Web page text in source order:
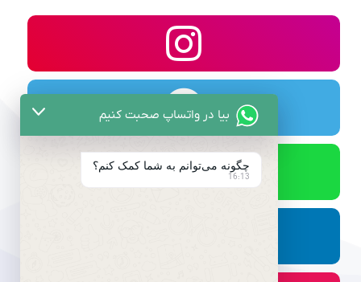
بیا در واتساپ صحبت کنیم
چگونه می‌توانم به شما کمک کنم؟
16:13